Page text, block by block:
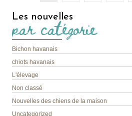
Les nouvelles
par catégorie
Bichon havanais
chiots havanais
L'élevage
Non classé
Nouvelles des chiens de la maison
Uncategorized